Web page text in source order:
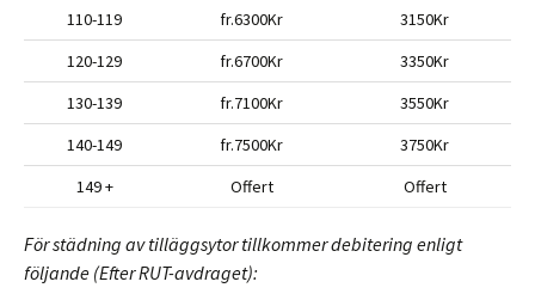
110-119
fr.6300Kr
3150Kr
120-129
fr.6700Kr
3350Kr
130-139
fr.7100Kr
3550Kr
140-149
fr.7500Kr
3750Kr
149 +
Offert Offert
För städning av tilläggsytor tillkommer debitering enligt
följande (Efter RUT-avdraget):